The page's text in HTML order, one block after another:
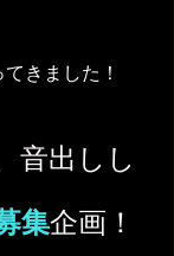
きました！
音出しし
集企画！